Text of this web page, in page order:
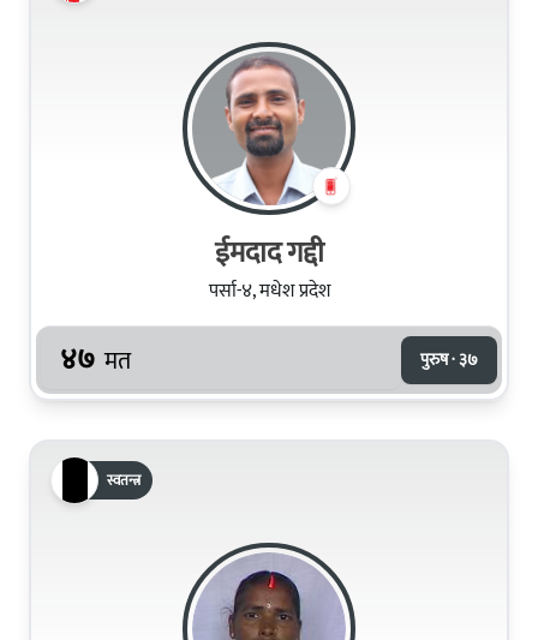
ईमदाद गद्दी
पर्सा-४, मधेश प्रदेश
४७ मत पुरुष · ३७
स्वतन्त्र